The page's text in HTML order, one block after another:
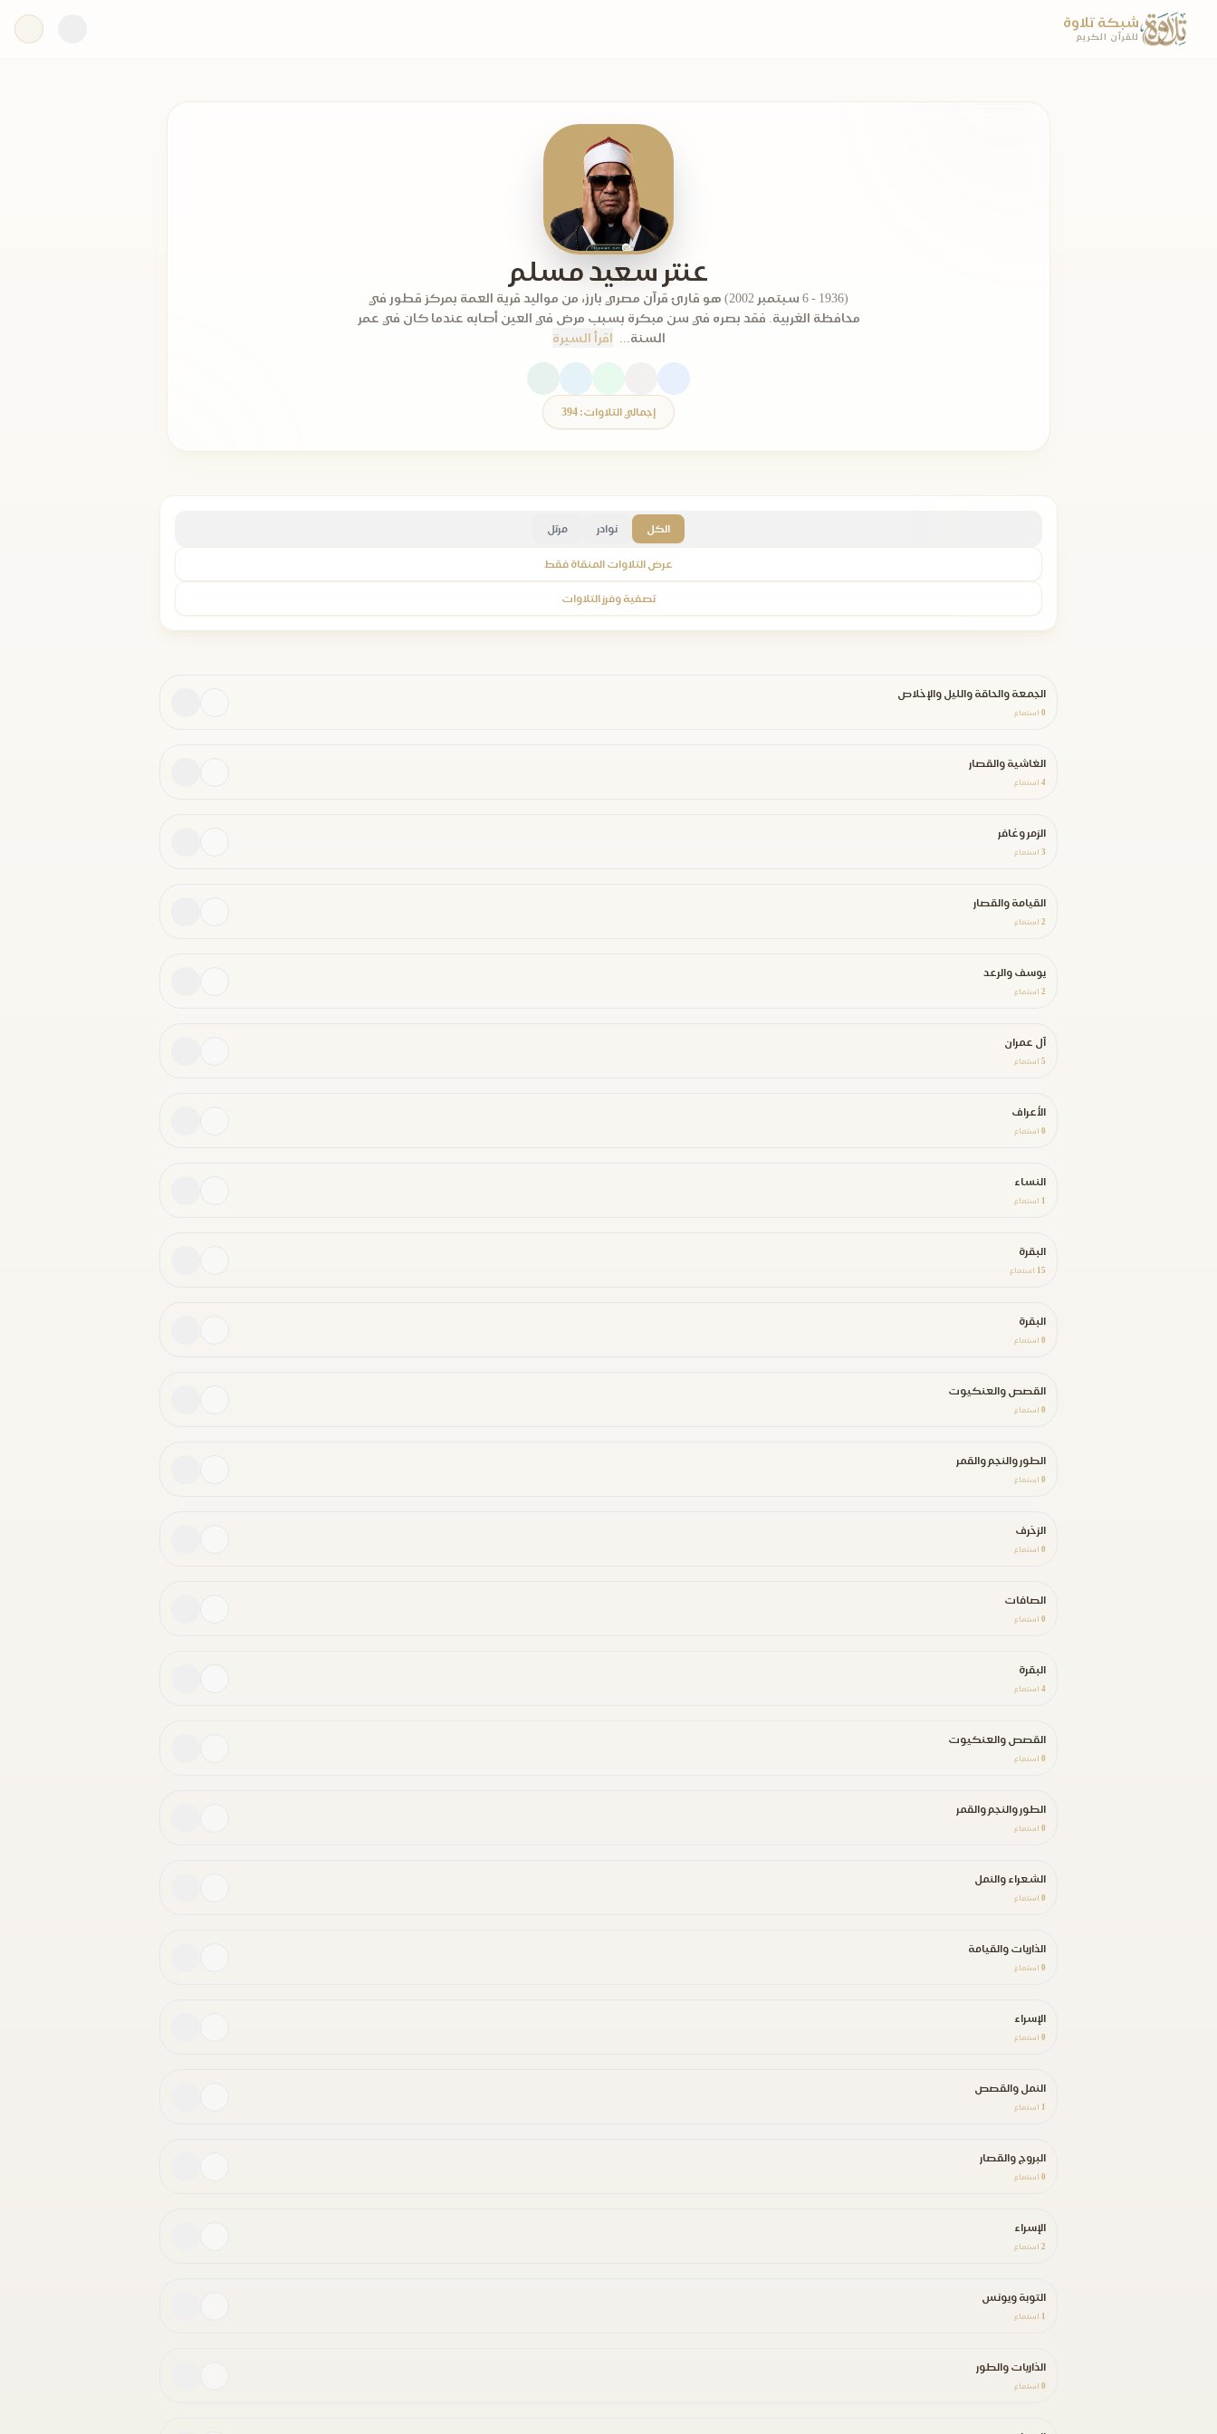
شبكة تلاوة
للقرآن الكريم
عنتر سعيد مسلم
(1936 - 6 سبتمبر 2002) هو قارئ قرآن مصري بارز، من مواليد قرية العمة بمركز قطور في
محافظة الغربية. فقد بصره في سن مبكرة بسبب مرض في العين أصابه عندما كان في عمر
السنة...
اقرأ السيرة
إجمالي التلاوات: 394
الكل نوادر مرتل
عرض التلاوات المنقاة فقط
تصفية وفرز التلاوات
الجمعة والحاقة والليل والإخلاص
0 استماع
الغاشية والقصار
4 استماع
الزمر وغافر
3 استماع
القيامة والقصار
2 استماع
يوسف والرعد
2 استماع
آل عمران
5 استماع
الأعراف
0 استماع
النساء
1 استماع
البقرة
15 استماع
البقرة
0 استماع
القصص والعنكيوت
0 استماع
الطور والنجم والقمر
0 استماع
الزخرف
0 استماع
الصافات
0 استماع
البقرة
4 استماع
القصص والعنكيوت
0 استماع
الطور والنجم والقمر
0 استماع
الشعراء والنمل
0 استماع
الذاريات والقيامة
0 استماع
الإسراء
0 استماع
النمل والقصص
1 استماع
البروج والقصار
0 استماع
الإسراء
2 استماع
التوبة ويونس
1 استماع
الذاريات والطور
0 استماع